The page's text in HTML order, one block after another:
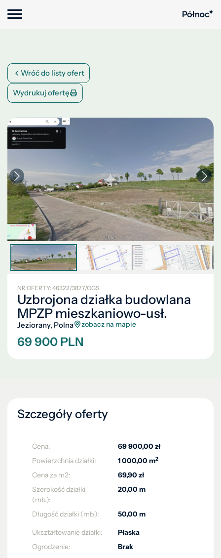
Wróć do listy ofert
Wydrukuj ofertę
NR OFERTY: 46322/3877/OGS
Uzbrojona działka budowlana
MPZP mieszkaniowo-usł.
Jeziorany, Polna zobacz na mapie
69 900 PLN
Szczegóły oferty
Cena:
69 900,00 zł
Powierzchnia działki:
1 000,00 m2
Cena za m2:
69,90 zł
Szerokość działki
(mb.):
20,00 m
Długość działki (mb.): 50,00 m
Ukształtowanie działki:
Płaska
Ogrodzenie:
Brak